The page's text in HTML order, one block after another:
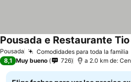
Pousada Comodidades para toda la familia
Pousada e Restaurante
8,1 Muy bueno 726 a 2.0 km de: